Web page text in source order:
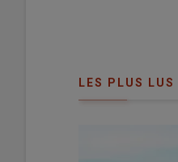
LES PLUS LUS